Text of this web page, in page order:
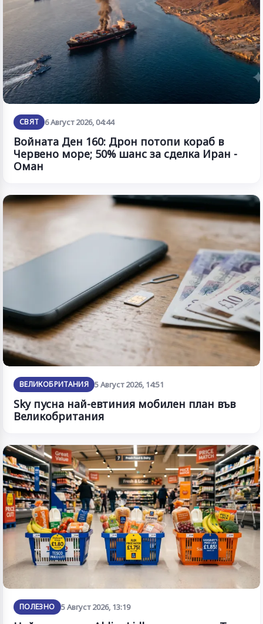
СВЯТ 6 Август 2026, 04:44
Войната Ден 160: Дрон потопи кораб в
Червено море; 50% шанс за сделка Иран -
Оман
ВЕЛИКОБРИТАНИЯ 5 Август 2026, 14:51
Sky пусна най-евтиния мобилен план във
Великобритания
ПОЛЕЗНО 5 Август 2026, 13:19